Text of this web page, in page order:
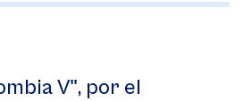
V", por el